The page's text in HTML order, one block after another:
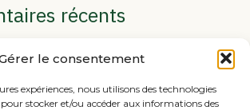
le consentement
expériences, nous utilisons des technologies
pour stocker et/ou accéder aux informations des
récents